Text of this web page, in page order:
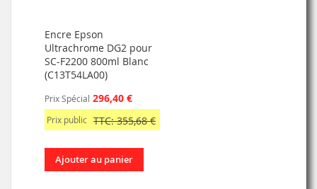
Encre Epson
Ultrachrome DG2 pour
SC-F2200 800ml Blanc
(C13T54LA00)
Prix Spécial 296,40 €
Prix public TTC: 355,68 €
Ajouter au panier